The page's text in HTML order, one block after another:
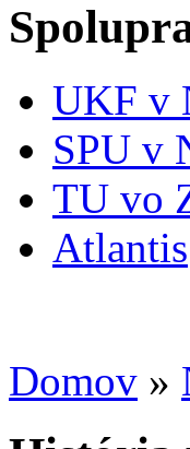
UKF v
SPU v
TU vo
Atlantis
Domov »